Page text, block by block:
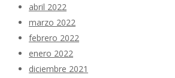
abril 2022
marzo 2022
febrero 2022
enero 2022
diciembre 2021